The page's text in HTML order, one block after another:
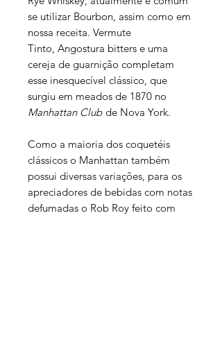
se utilizar Bourbon, assim como em
nossa receita. Vermute
Tinto, Angostura bitters e uma
cereja de guarnição completam
esse inesquecível clássico, que
surgiu em meados de 1870 no
Manhattan Club de Nova York.
Como a maioria dos coquetéis
clássicos o Manhattan também
possui diversas variações, para os
apreciadores de bebidas com notas
defumadas o Rob Roy feito com